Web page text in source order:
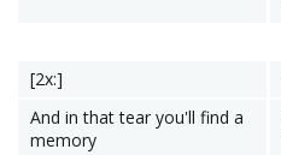
[2x:]
And in that tear you'll find a
memory